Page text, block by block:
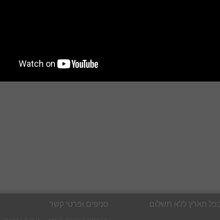
סניפים ופרטי קשר בכל הארץ ללא תשלום